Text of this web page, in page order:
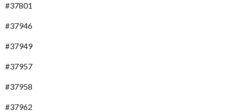
#37801
#37946
#37949
#37957
#37958
#37962